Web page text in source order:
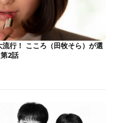
行！ こころ（田牧そら）が選
2話